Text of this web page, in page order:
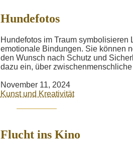
Hundefotos
Hundefotos im Traum symbolisieren
emotionale Bindungen. Sie können
den Wunsch nach Schutz und
dazu ein, über
November 11, 2024
Kunst und Kreativität
Flucht ins Kino